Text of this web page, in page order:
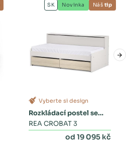
Vyberte si design
Rozkládací postel se
dvěma zásuvkami a
REA CROBAT 3
od 19 095 kč
SK Novinka Náš tip